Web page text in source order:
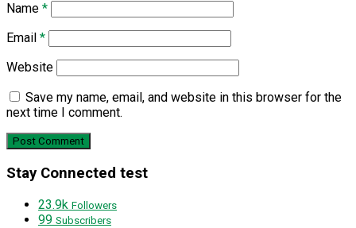
Name *
Email *
Website
Save my name, email, and website in this browser for the
next time I comment.
Stay Connected test
23.9k Followers
99 Subscribers